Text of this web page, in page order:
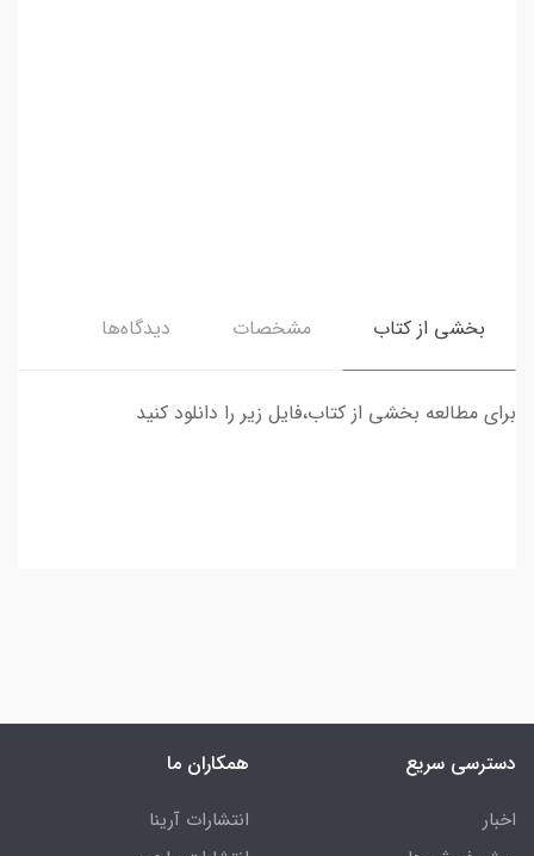
بخشی از کتاب مشخصات دیدگاه‌ها
برای مطالعه بخشی از کتاب،فایل زیر را دانلود کنید
دسترسی سریع
اخبار
همکاران ما
انتشارات آرینا